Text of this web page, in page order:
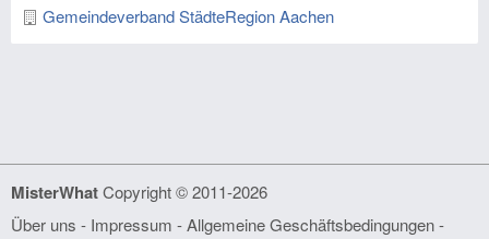
Gemeindeverband StädteRegion Aachen
MisterWhatCopyright © 2011-2026
Über uns - Impressum -Allgemeine Geschäftsbedingungen-